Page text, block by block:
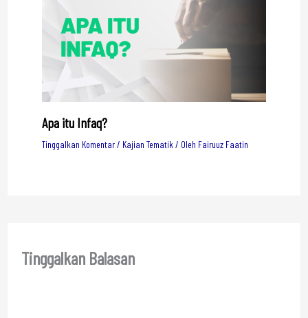
Apa itu Infaq?
Tinggalkan Komentar/ Kajian Tematik / Oleh Fairuuz Faatin
Tinggalkan Balasan